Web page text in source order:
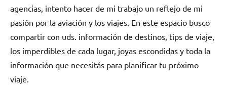
agencias, intento hacer de mi trabajo un reflejo de mi
pasión por la aviación y los viajes. En este espacio busco
compartir con uds. información de destinos, tips de viaje,
los imperdibles de cada lugar, joyas escondidas y toda la
información que necesitás para planificar tu próximo
viaje.